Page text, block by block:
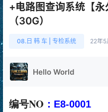
+电路图查询系统【
（30G）
08.日 韩 车 | 专检系统 22年5
Hello World
编号NO ： E8-0001